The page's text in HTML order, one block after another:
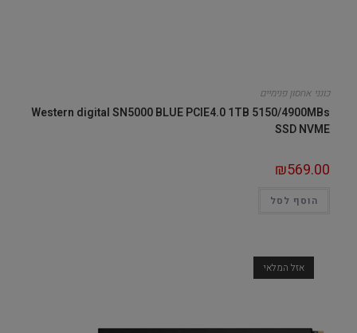
כונני אחסון פנימיים
Western digital SN5000 BLUE PCIE4.0 1TB 5150/4900MBs
SSD NVME
₪569.00
הוסף לסל
אזל המלאי